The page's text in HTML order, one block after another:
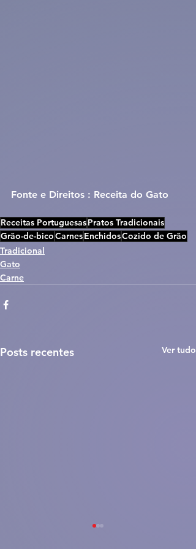
Fonte e Direitos : Receita do Gato
Receitas PortuguesasPratos Tradicionais
Grão-de-bicoCarnesEnchidosCozido de Grão
Tradicional
Gato
Carne
Posts recentes Ver tudo